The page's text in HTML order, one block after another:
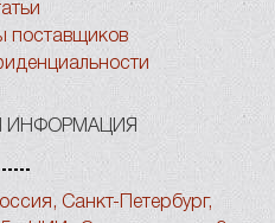
поставщиков
ИНФОРМАЦИЯ
Санкт-Петербург,